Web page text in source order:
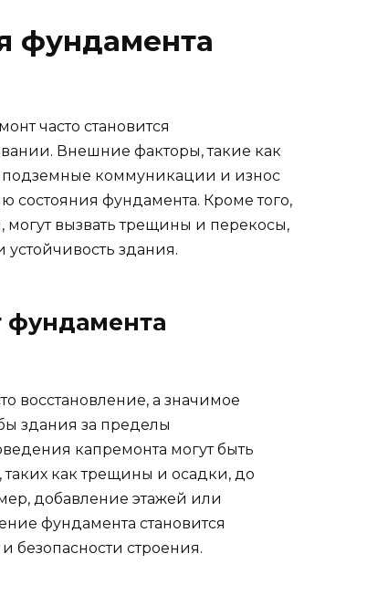
фундамента
часто становится
Внешние факторы, такие как
подземные коммуникации и износ
состояния фундамента. Кроме того,
вызвать трещины и перекосы,
устойчивость здания.
фундамента
восстановление, а значимое
здания за пределы
капремонта могут быть
как трещины и осадки, до
добавление этажей или
фундамента становится
безопасности строения.